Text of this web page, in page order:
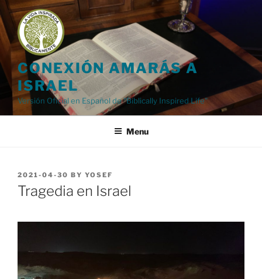
Skip
to
content
CONEXIÓN AMARÁS A
ISRAEL
Versión Oficial en Español de "Biblically Inspired Life"
Menu
POSTED
ON
2021-04-30 BY YOSEF
Tragedia en Israel